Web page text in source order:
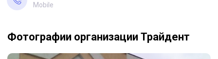
Mobile
Фотографии организации Трайдент